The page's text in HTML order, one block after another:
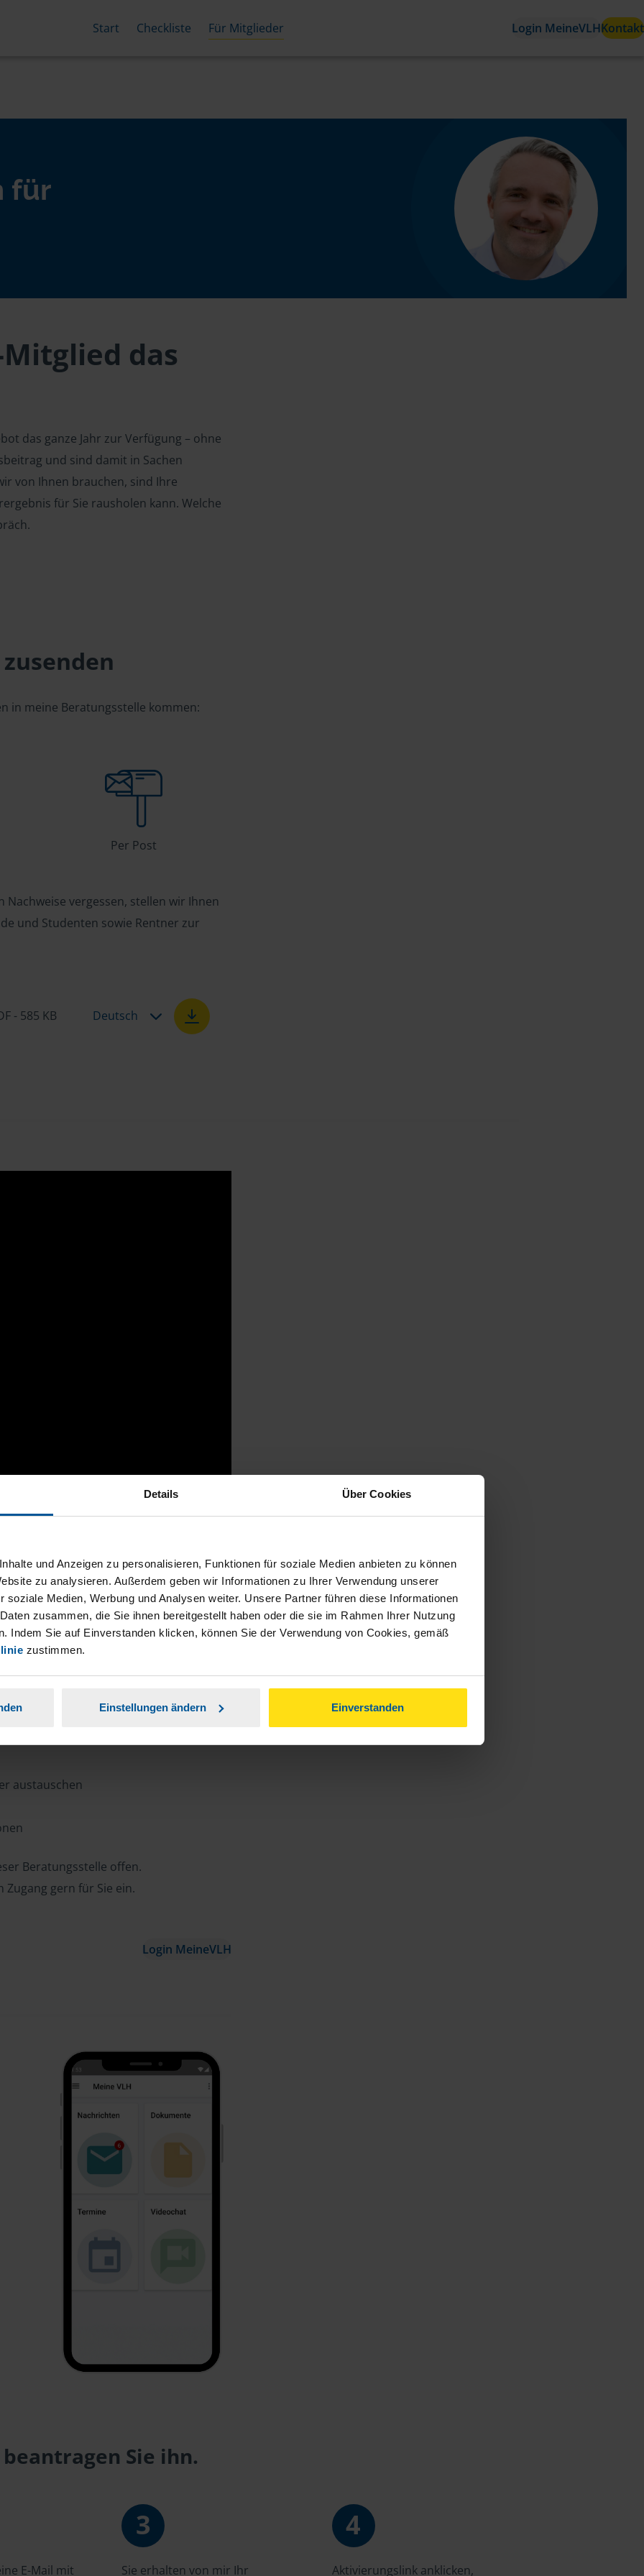
Details Über Cookies
und Anzeigen zu personalisieren, Funktionen für soziale Medien anbieten zu können
zu analysieren. Außerdem geben wir Informationen zu Ihrer Verwendung unserer
soziale Medien, Werbung und Analysen weiter. Unsere Partner führen diese Informationen
zusammen, die Sie ihnen bereitgestellt haben oder die sie im Rahmen Ihrer Nutzung
Indem Sie auf Einverstanden klicken, können Sie der Verwendung von Cookies, gemäß
zustimmen.
Einstellungen ändern Einverstanden
Start Checkliste Für Mitglieder Login MeineVLHKontakt
für
das
das ganze Jahr zur Verfügung – ohne
und sind damit in Sachen
von Ihnen brauchen, sind Ihre
für Sie rausholen kann. Welche
in meine Beratungsstelle kommen:
Per Post
vergessen, stellen wir Ihnen
und Studenten sowie Rentner zur
- 585 KB Deutsch
Zeit und Porto sparen und jederzeit
austauschen
Beratungsstelle offen.
gern für Sie ein.
Login MeineVLH
Sie ihn.
E-Mail mit
3
Sie erhalten von mir Ihr
4
Aktivierungslink anklicken,